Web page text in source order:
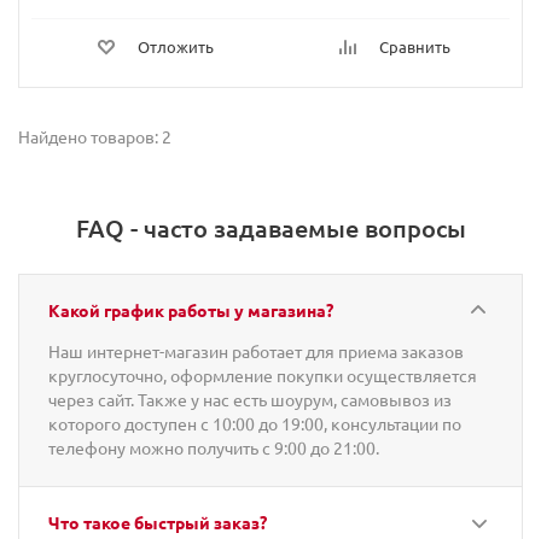
Отложить Сравнить
Найдено товаров: 2
FAQ - часто задаваемые вопросы
Какой график работы у магазина?
Наш интернет-магазин работает для приема заказов
круглосуточно, оформление покупки осуществляется
через сайт. Также у нас есть шоурум, самовывоз из
которого доступен с 10:00 до 19:00, консультации по
телефону можно получить с 9:00 до 21:00.
Что такое быстрый заказ?